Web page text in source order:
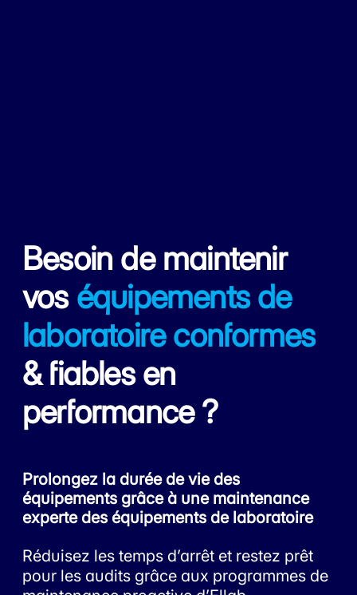
Besoin de maintenir
vos équipements de
laboratoire conformes
& fiables en
performance ?
Prolongez la durée de vie des
équipements grâce à une maintenance
experte des équipements de laboratoire
Réduisez les temps d’arrêt et restez prêt
pour les audits grâce aux programmes de